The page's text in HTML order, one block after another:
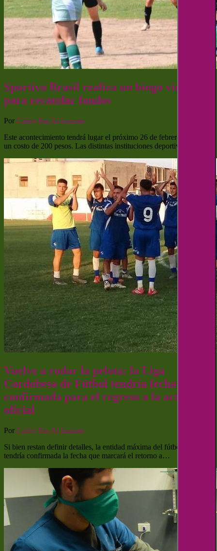
Sportivo Brasil realiza un bingo virtual
para recaudar fondos
Por Carlos Paz Al Instante
Este acontecimiento tendrá lugar el próximo 26 de febrero y tendrá
un costo de 200 pesos. Las distintas instituciones deportivas…
Vuelve a rodar la pelota: la Liga
Cordobesa de Fútbol tendría fecha
confirmada para el regreso a la actividad
oficial
Por Carlos Paz Al Instante
Si bien restan definir detalles, la entidad máxima del fútbol cordobés
tendría confirmada la fecha que marcará el retorno a…